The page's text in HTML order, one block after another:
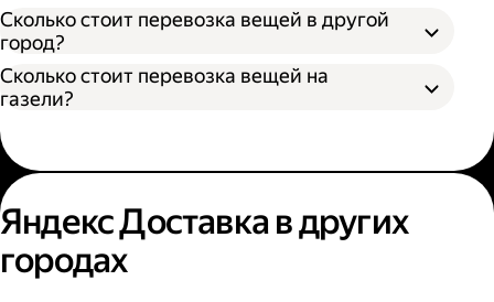
Сколько стоит перевозка вещей в другой
город?
Сколько стоит перевозка вещей на
газели?
Яндекс Доставка в других
городах